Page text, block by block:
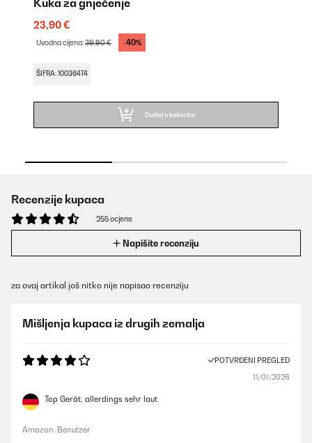
Kuka za gnječenje
23,90 €
Uvodna cijena:39,90 € -40%
ŠIFRA: 10036474
Dodaj u košaricu
Recenzije kupaca
255 ocjene
Napišite recenziju
za ovaj artikal još nitko nije napisao recenziju
Mišljenja kupaca iz drugih zemalja
POTVRĐENI PREGLED
11/01/2026
Top Gerät, allerdings sehr laut
Amazon-Benutzer